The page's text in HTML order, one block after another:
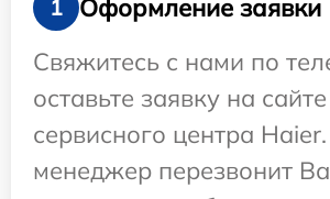
1
Оформление заявки
Свяжитесь с нами по
оставьте заявку на сайте
сервисного центра
менеджер перезвонит